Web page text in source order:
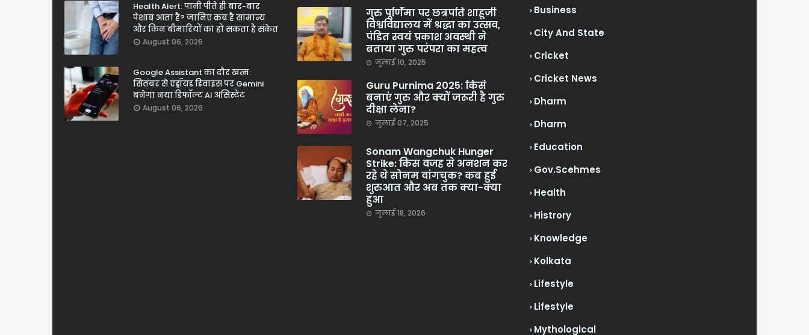
Health Alert: पानी पीते ही बार-बार
पेशाब आता है? जानिए कब है सामान्य
और किन बीमारियों का हो सकता है संकेत
August 06, 2026
Google Assistant का दौर खत्म:
सितंबर से एंड्रॉयड डिवाइस पर Gemini
बनेगा नया डिफॉल्ट AI असिस्टेंट
August 06, 2026
गुरु पूर्णिमा पर छत्रपति शाहूजी
विश्वविद्यालय में श्रद्धा का उत्सव,
पंडित स्वयं प्रकाश अवस्थी ने
बताया गुरु परंपरा का महत्व
जुलाई 10, 2025
Guru Purnima 2025: किसे
बनाएं गुरु और क्यों जरूरी है गुरु
दीक्षा लेना?
जुलाई 07, 2025
Sonam Wangchuk Hunger
Strike: किस वजह से अनशन कर
रहे थे सोनम वांगचुक? कब हुई
शुरुआत और अब तक क्या-क्या
हुआ
जुलाई 18, 2026
Business
City And State
Cricket
Cricket News
Dharm
Dharm
Education
Gov.scehmes
Health
Histrory
Knowledge
Kolkata
Lifestyle
Lifestyle
Mythological